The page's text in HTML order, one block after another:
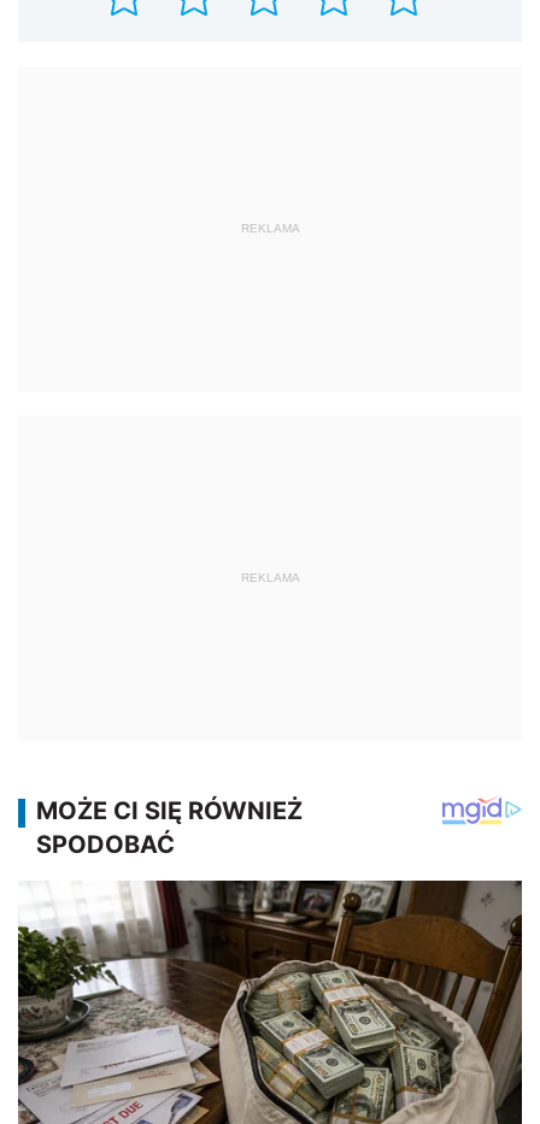
REKLAMA
REKLAMA